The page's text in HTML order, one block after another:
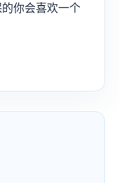
你会喜欢一个